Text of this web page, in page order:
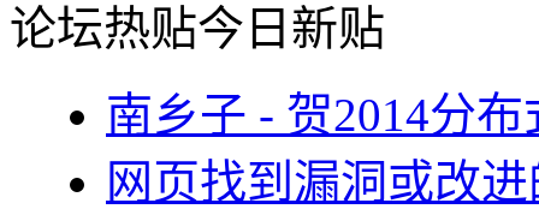
论坛热贴今日新贴
南乡子 - 贺2014分
网页找到漏洞或改